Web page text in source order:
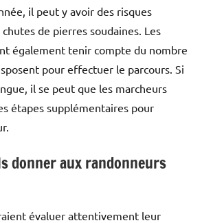
il peut y avoir des risques
chutes de pierres soudaines. Les
également tenir compte du nombre
pour effectuer le parcours. Si
il se peut que les marcheurs
étapes supplémentaires pour
donner aux randonneurs
évaluer attentivement leur